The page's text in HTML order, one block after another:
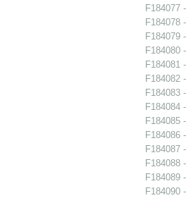
F184077
F184078
F184079
F184080
F184081
F184082
F184083
F184084
F184085
F184086
F184087
F184088
F184089
F184090